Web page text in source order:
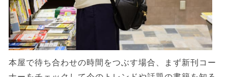
本屋で待ち合わせの時間をつぶす場合、まず新刊コー